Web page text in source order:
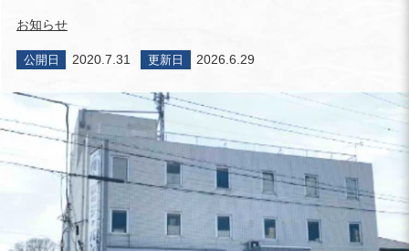
お知らせ
2020.7.31 2026.6.29